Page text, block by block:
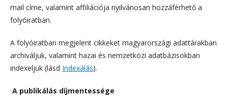
mail címe, valamint affiliációja nyilvánosan hozzáférhető a
folyóiratban.
A folyóiratban megjelent cikkeket magyarországi adattárakban
archiváljuk, valamint hazai és nemzetközi adatbázisokban
indexeljük (lásd Indexálás).
A publikálás díjmentessége